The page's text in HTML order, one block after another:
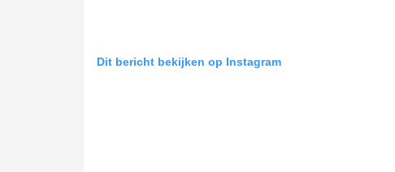
Dit bericht bekijken op Instagram